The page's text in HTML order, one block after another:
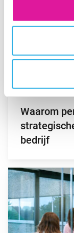
Waarom
bedrijf
Ga naar “Niet op